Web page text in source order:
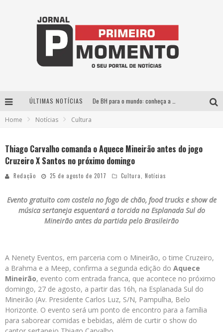
ÚLTIMAS NOTÍCIAS
Home Notícias Cultura
Thiago Carvalho comanda o Aquece Mineirão antes do jogo
Cruzeiro X Santos no próximo domingo
Redação 25 de agosto de 2017 Cultura Notícias
Evento gratuito com costela no fogo de chão, food trucks e show de
música sertaneja esquentará a torcida na Esplanada Sul do
Mineirão antes da partida pelo Brasileirão
A Nenety Eventos, em parceria com o Mineirão, o time Cruzeiro,
a Brahma e a Meep, confirma a segunda edição do Aquece
Mineirão, evento com entrada franca, que acontece no próximo
domingo, 27 de agosto, a partir das 16h, na Esplanada Sul do
Mineirão (Av. Presidente Carlos Luz, S/N, Pampulha, Belo
Horizonte. O evento será um ponto de encontro para a família
para saborear comidas e bebidas, além de curtir o show do